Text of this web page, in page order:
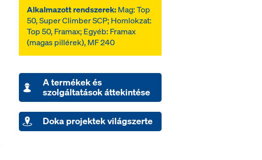
Alkalmazott rendszerek:Mag: Top
50, Super Climber SCP; Homlokzat:
Top 50, Framax; Egyéb: Framax
(magas pillérek), MF 240
A termékek és
szolgáltatások áttekintése
Doka projektek világszerte